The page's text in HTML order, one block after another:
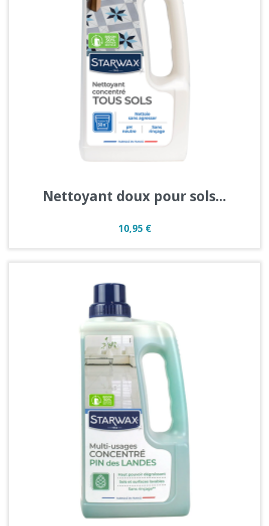
Nettoyant doux pour sols...
Prix
10,95 €